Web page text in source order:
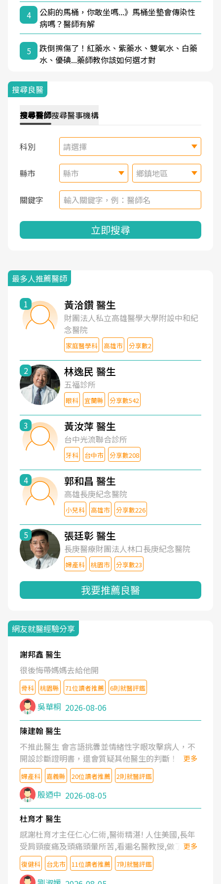
4
公廁的馬桶，你敢坐嗎...》馬桶坐墊會傳染性
病嗎？醫師有解
5
跌倒擦傷了！紅藥水、紫藥水、雙氧水、白藥
水、優碘...藥師教你該如何選才對
搜尋良醫
搜尋醫師搜尋醫事機構
科別 請選擇
縣市 縣市 鄉鎮地區
關鍵字
立即搜尋
最多人推薦醫師
1 黃洽鑽 醫生
財團法人私立高雄醫學大學附設中和紀
念醫院
家庭醫學科 高雄市 分享數2
2 林逸民 醫生
五福診所
眼科 宜蘭縣 分享數542
3 黃汝萍 醫生
台中光流聯合診所
牙科 台中市 分享數208
4 郭和昌 醫生
高雄長庚紀念醫院
小兒科 高雄市 分享數226
5 張廷彰 醫生
長庚醫療財團法人林口長庚紀念醫院
婦產科 桃園市 分享數23
我要推薦良醫
網友就醫經驗分享
謝邦鑫 醫生
很後悔帶媽媽去給他開
骨科 桃園縣 71位讀者推薦 6則就醫評鑑
吳華桐 2026-08-06
陳建翰 醫生
不推此醫生 會言語挑釁並情緒性字眼攻擊病人，不
開設診斷證明書，還會質疑其他醫生的判斷！
更多
婦產科 嘉義縣 20位讀者推薦 2則就醫評鑑
殷迺中 2026-08-05
杜育才 醫生
感謝杜育才主任仁心仁術,醫術精湛! 人住美國,長年
受肩頸痠痛及頭痛頭暈所苦,看遍名醫教授,做了各種
檢查,也嘗試過西醫打針,中醫針灸及物理徒手治療都
沒有用,後來連吃到嗎啡類止痛藥都效果有限,只是壓
更多
復健科 台北市 11位讀者推薦 7則就醫評鑑